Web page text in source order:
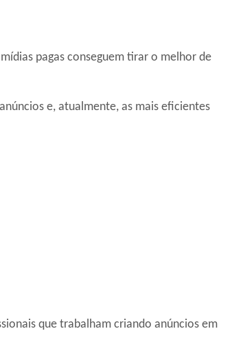
pagas conseguem tirar o melhor de
e, atualmente, as mais eficientes
que trabalham criando anúncios em